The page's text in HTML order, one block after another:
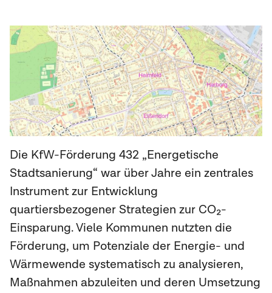
Die KfW-Förderung 432 „Energetische
Stadtsanierung“ war über Jahre ein zentrales
Instrument zur Entwicklung
quartiersbezogener Strategien zur CO₂-
Einsparung. Viele Kommunen nutzten die
Förderung, um Potenziale der Energie- und
Wärmewende systematisch zu analysieren,
Maßnahmen abzuleiten und deren Umsetzung